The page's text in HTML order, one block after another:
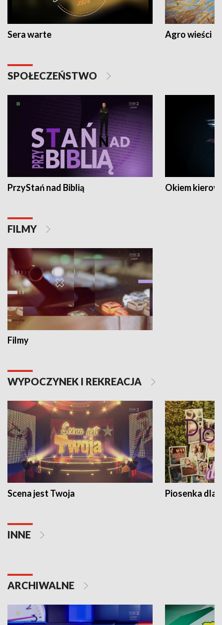
Sera warte Agro wieści
SPOŁECZEŃSTWO
PrzyStań nad Biblią Okiem
FILMY
Filmy
WYPOCZYNEK I REKREACJA
Scena jest Twoja Piosenka dla
INNE
ARCHIWALNE